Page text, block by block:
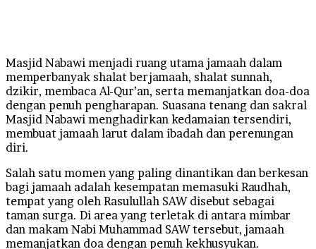
Masjid Nabawi menjadi ruang utama jamaah dalam
memperbanyak shalat berjamaah, shalat sunnah,
dzikir, membaca Al-Qur’an, serta memanjatkan doa-doa
dengan penuh pengharapan. Suasana tenang dan sakral
Masjid Nabawi menghadirkan kedamaian tersendiri,
membuat jamaah larut dalam ibadah dan perenungan
diri.
Salah satu momen yang paling dinantikan dan berkesan
bagi jamaah adalah kesempatan memasuki Raudhah,
tempat yang oleh Rasulullah SAW disebut sebagai
taman surga. Di area yang terletak di antara mimbar
dan makam Nabi Muhammad SAW tersebut, jamaah
memanjatkan doa dengan penuh kekhusyukan.